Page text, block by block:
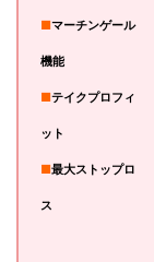
■マーチンゲール
機能
■テイクプロフィ
ット
■最大ストップロ
ス